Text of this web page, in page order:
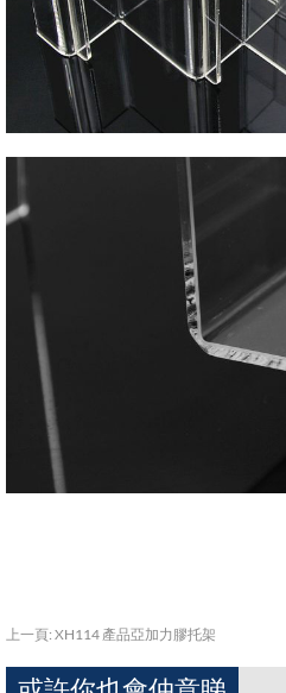
上一頁: XH114 產品亞加力膠托架